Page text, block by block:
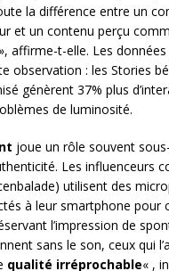
la différence entre un
et un contenu perçu
affirme-t-elle. Les données
observation : les Stories
génèrent 37% plus
de luminosité.
joue un rôle souvent
Les influenceurs
utilisent des
à leur smartphone pour
l’impression de
sans le son, ceux qui
qualité irréprochable« ,